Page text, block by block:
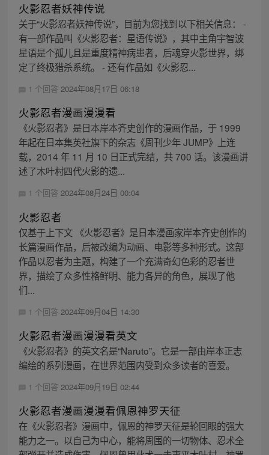
火影忍者妖神传说
关于“火影忍者妖神传说”，目前为您找到以下相关信息： -
有一部作品叫《火影忍者：星语传说》，其中主角宇智波
星语是个孤儿且是重度精神病患者，后魂穿火影世界，绑
定了终极猎杀系统。 - 还有作品如《火影忍...
1 个回答 2024年08月17日 06:18
火影忍者漫画漫漫看
《火影忍者》是日本岸本齐史创作的漫画作品，于 1999
年起在日本集英社旗下的杂志《周刊少年 JUMP》上连
载，2014 年 11 月 10 日正式完结，共 700 话。该漫画讲
述了木叶村四代火影的遗...
1 个回答 2024年08月24日 00:04
火影忍者
仅基于上下文 《火影忍者》是日本漫画家岸本齐史创作的
长篇漫画作品，后被改编为动画、电影等多种形式。这部
作品以忍者为主题，构建了一个充满奇幻色彩的忍者世
界，描绘了众多性格鲜明、能力各异的角色，展现了他
们...
1 个回答 2024年09月04日 14:30
火影忍者漫画漫漫看英文
《火影忍者》的英文名是“Naruto”。它是一部由岸本正志
编绘的系列漫画，在世界范围内受到众多读者的喜爱。
1 个回答 2024年09月19日 02:44
火影忍者漫画漫漫看佩恩神罗天征
在《火影忍者》漫画中，佩恩的神罗天征是轮回眼的强大
能力之一。以自己为中心，能将周围的一切物体、忍术全